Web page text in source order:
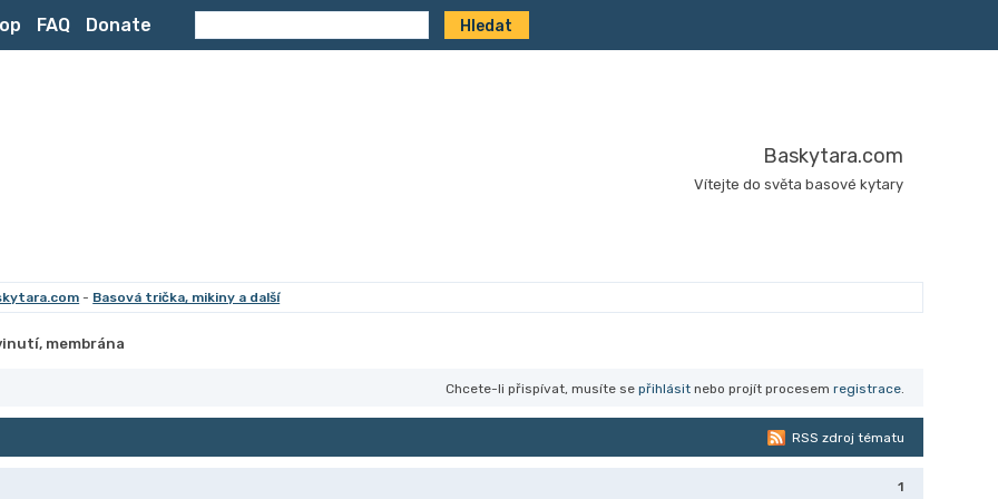
FAQ Donate
Baskytara.com
Vítejte do světa basové kytary
- Basová trička, mikiny a další
membrána
Chcete-li přispívat, musíte se přihlásitnebo projít procesem registrace.
RSS zdroj tématu
1